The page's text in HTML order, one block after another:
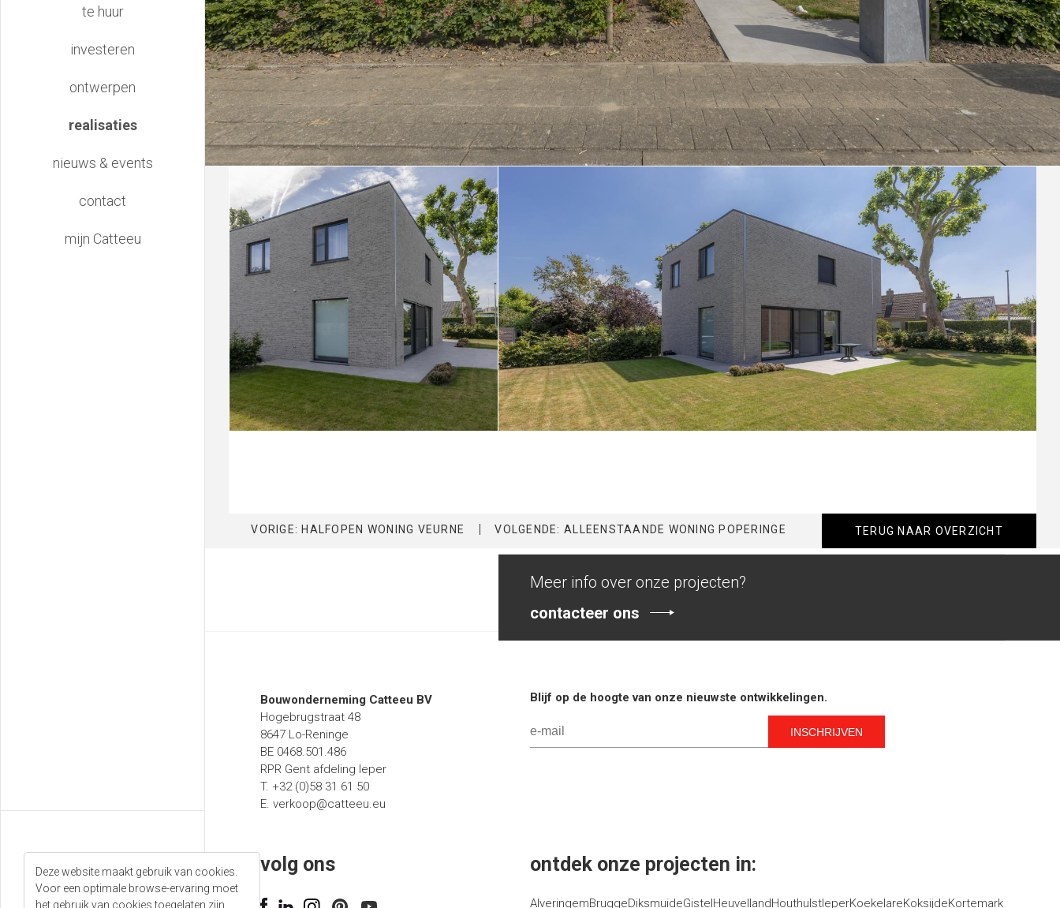
te huur
investeren
ontwerpen
realisaties
nieuws & events
contact
mijn Catteeu
T. +32 (0)58 31 61 50
TERUG NAAR OVERZICHT
VORIGE: HALFOPEN WONING VEURNE VOLGENDE: ALLEENSTAANDE WONING POPERINGE
Meer info over onze projecten?
contacteer ons
Bouwonderneming Catteeu BV
Hogebrugstraat 48
8647 Lo-Reninge
BE 0468.501.486
RPR Gent afdeling Ieper
T. +32 (0)58 31 61 50
E. verkoop@catteeu.eu
volg ons
Blijf op de hoogte van onze nieuwste ontwikkelingen.
ontdek onze projecten in:
AlveringemBruggeDiksmuideGistelHeuvellandHouthulstIeperKoekelareKoksijdeKortemark
Deze website maakt gebruik van cookies.
Voor een optimale browse-ervaring moet
het gebruik van cookies toegelaten zijn.